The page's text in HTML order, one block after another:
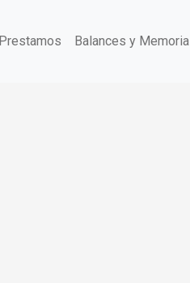
Prestamos Balances y Memoria